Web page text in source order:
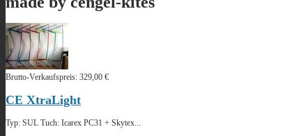
Brutto-Verkaufspreis: 329,00 €
CE XtraLight
Typ: SUL Tuch: Icarex PC31 + Skytex...